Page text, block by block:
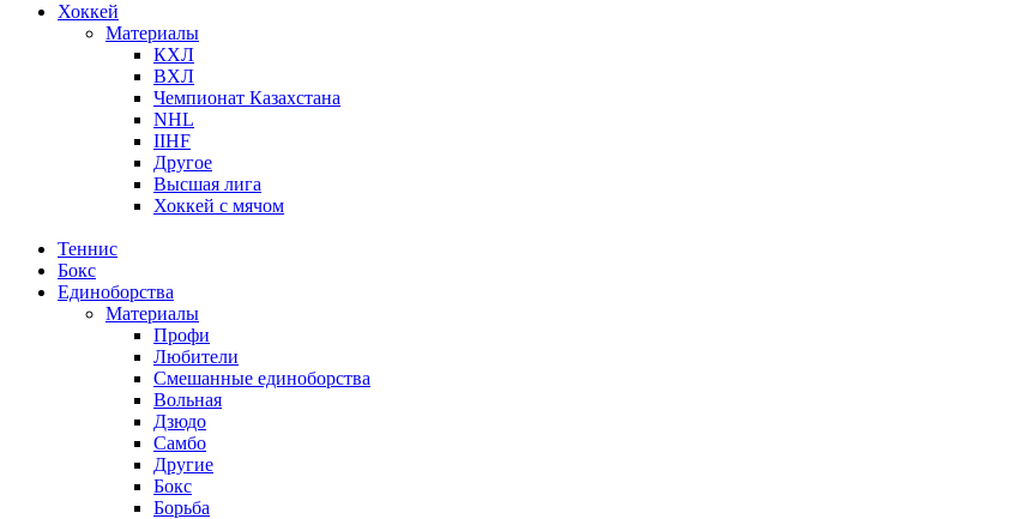
Хоккей
Материалы
КХЛ
ВХЛ
Чемпионат Казахстана
NHL
IIHF
Другое
Высшая лига
Хоккей с мячом
Теннис
Бокс
Единоборства
Материалы
Профи
Любители
Смешанные единоборства
Вольная
Дзюдо
Самбо
Другие
Бокс
Борьба